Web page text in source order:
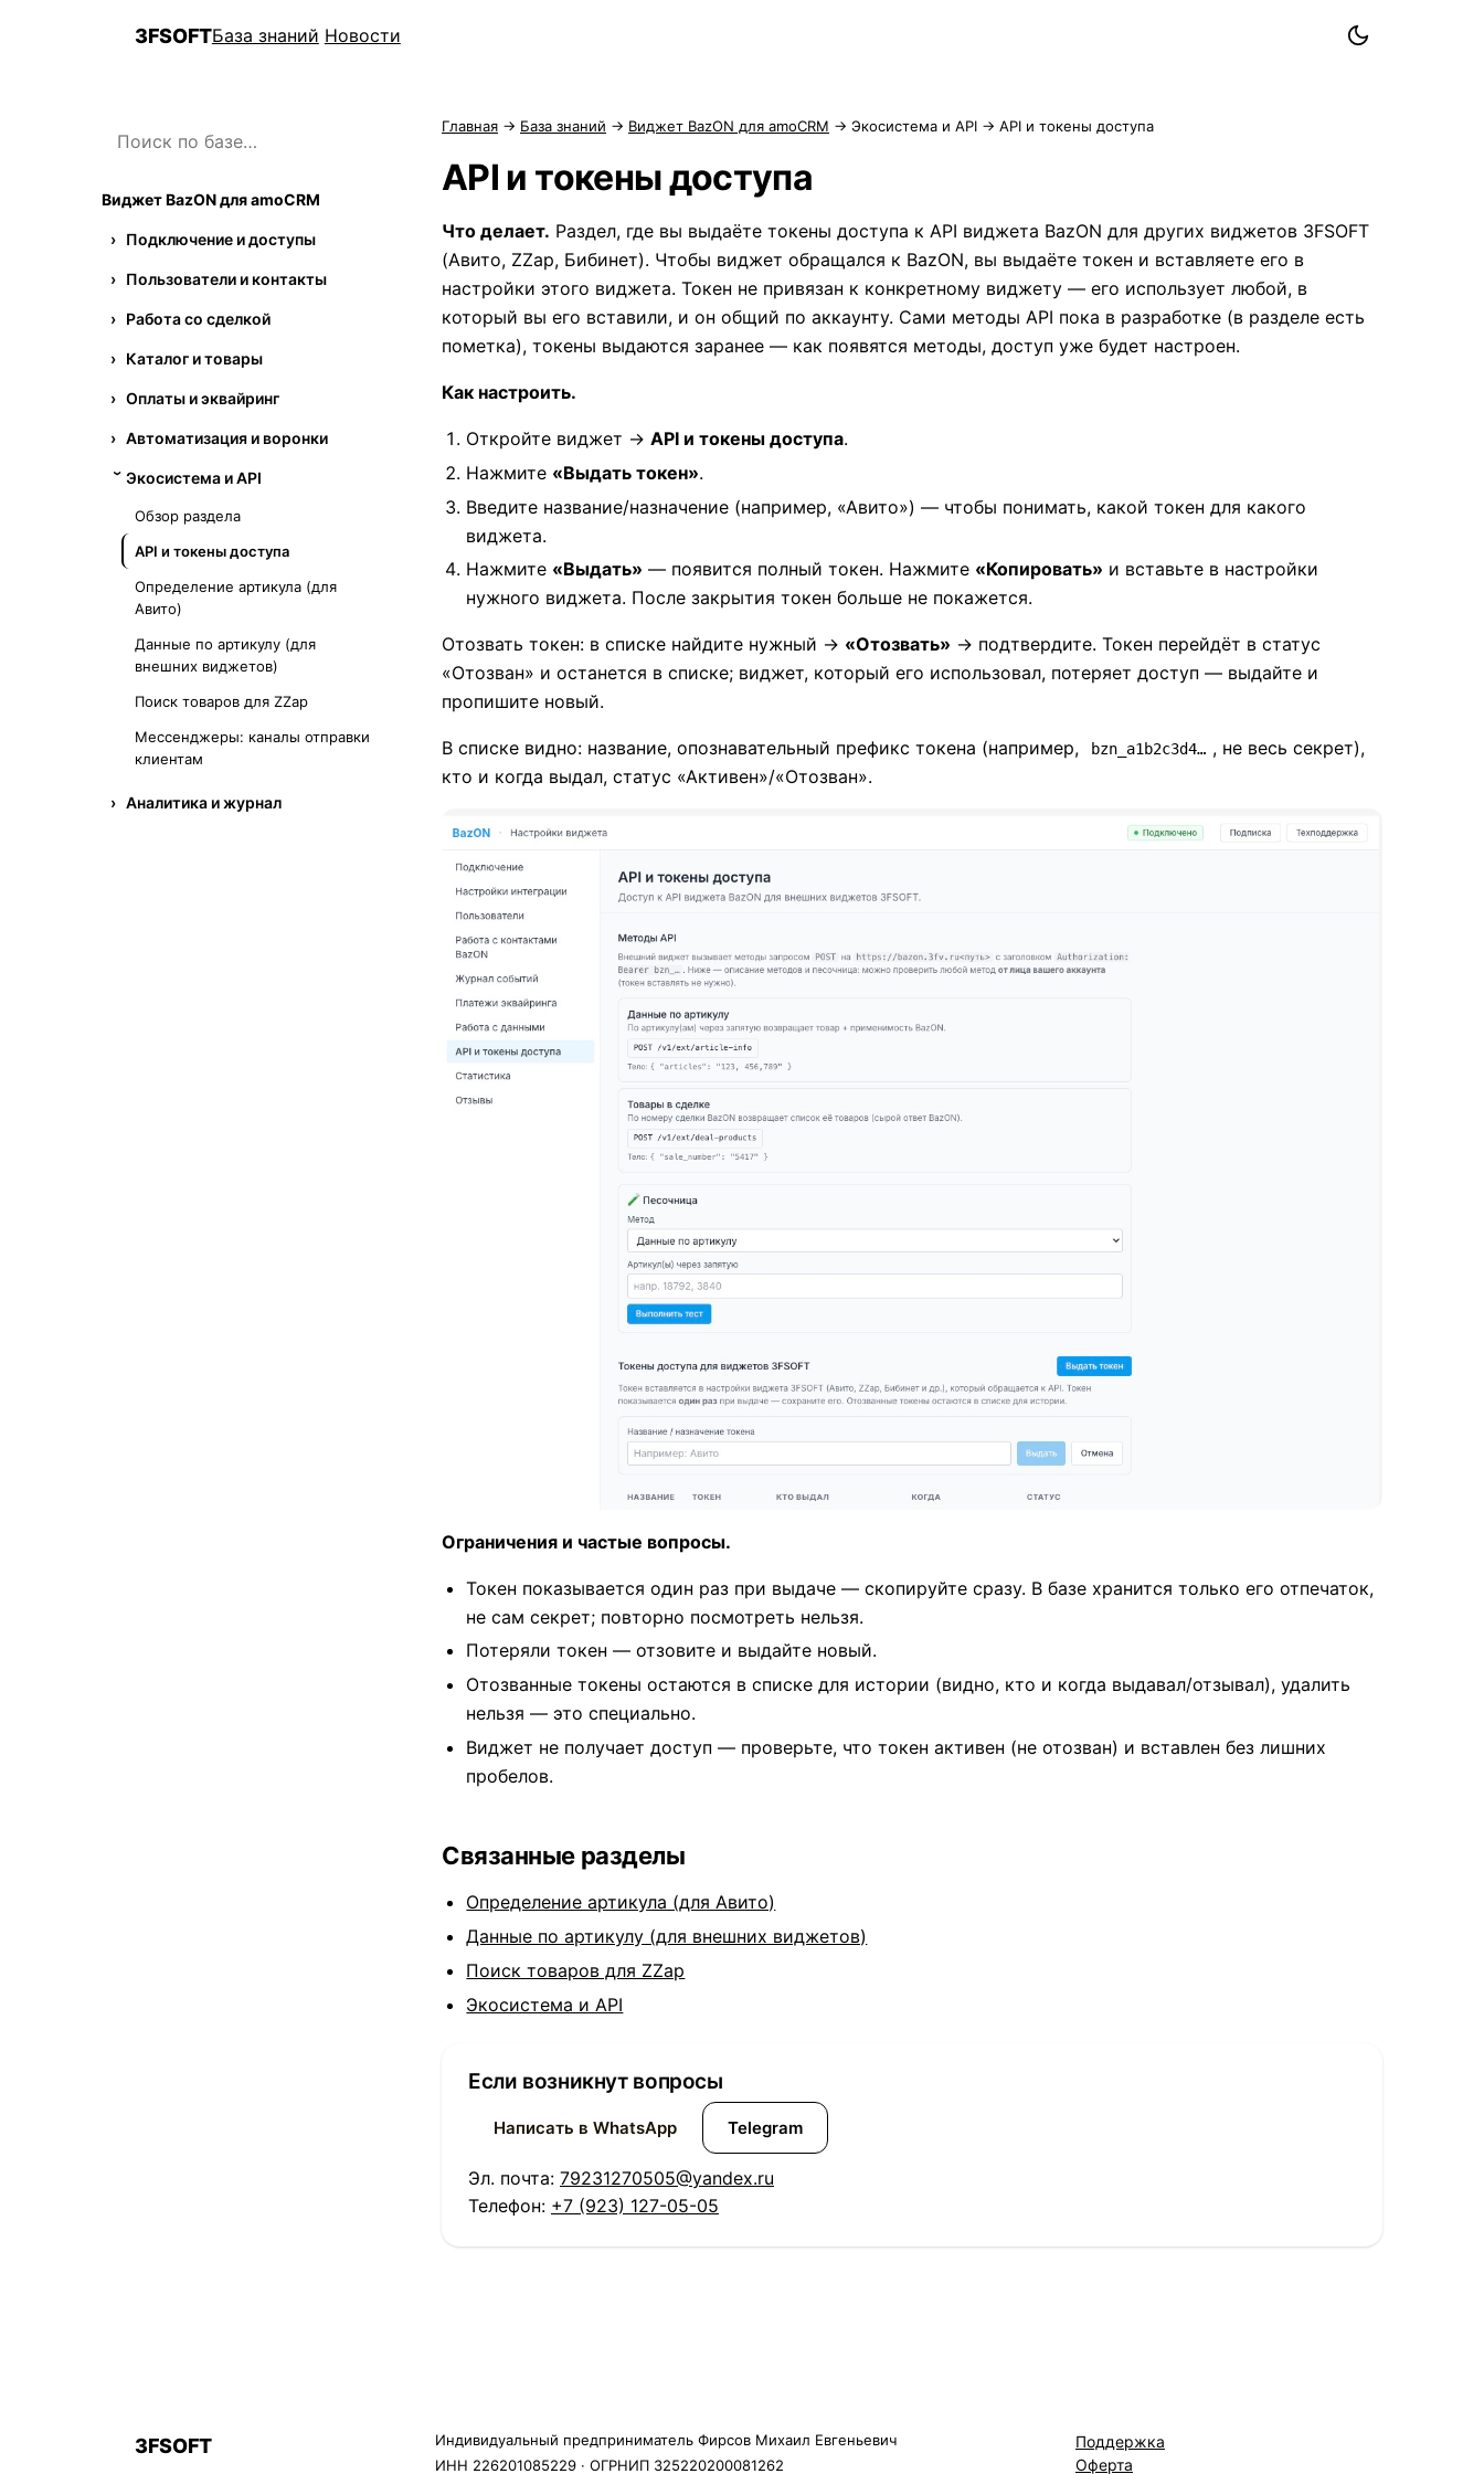
3FSOFTБаза знаний Новости
Виджет BazON для amoCRM
Подключение и доступы
Пользователи и контакты
Работа со сделкой
Каталог и товары
Оплаты и эквайринг
Автоматизация и воронки
Экосистема и API
Обзор раздела
API и токены доступа
Определение артикула (для
Авито)
Данные по артикулу (для
внешних виджетов)
Поиск товаров для ZZap
Мессенджеры: каналы отправки
клиентам
Аналитика и журнал
Главная → База знаний → Виджет BazON для amoCRM → Экосистема и API → API и токены доступа
API и токены доступа
Что делает. Раздел, где вы выдаёте токены доступа к API виджета BazON для других виджетов 3FSOFT
(Авито, ZZap, Бибинет). Чтобы виджет обращался к BazON, вы выдаёте токен и вставляете его в
настройки этого виджета. Токен не привязан к конкретному виджету — его использует любой, в
который вы его вставили, и он общий по аккаунту. Сами методы API пока в разработке (в разделе есть
пометка), токены выдаются заранее — как появятся методы, доступ уже будет настроен.
Как настроить.
Откройте виджет →API и токены доступа.
Нажмите «Выдать токен».
Введите название/назначение (например, «Авито») — чтобы понимать, какой токен для какого
виджета.
Нажмите «Выдать» — появится полный токен. Нажмите «Копировать» и вставьте в настройки
нужного виджета. После закрытия токен больше не покажется.
Отозвать токен: в списке найдите нужный → «Отозвать» → подтвердите. Токен перейдёт в статус
«Отозван» и останется в списке; виджет, который его использовал, потеряет доступ — выдайте и
пропишите новый.
В списке видно: название, опознавательный префикс токена (например, bzn_a1b2c3d4… , не весь секрет),
кто и когда выдал, статус «Активен»/«Отозван».
Ограничения и частые вопросы.
Токен показывается один раз при выдаче — скопируйте сразу. В базе хранится только его отпечаток,
не сам секрет; повторно посмотреть нельзя.
Потеряли токен — отзовите и выдайте новый.
Отозванные токены остаются в списке для истории (видно, кто и когда выдавал/отзывал), удалить
нельзя — это специально.
Виджет не получает доступ — проверьте, что токен активен (не отозван) и вставлен без лишних
пробелов.
Связанные разделы
Определение артикула (для Авито)
Данные по артикулу (для внешних виджетов)
Поиск товаров для ZZap
Экосистема и API
Если возникнут вопросы
Написать в WhatsApp Telegram
Эл. почта: 79231270505@yandex.ru
Телефон: +7 (923) 127-05-05
3FSOFT
Индивидуальный предприниматель Фирсов Михаил Евгеньевич
ИНН 226201085229 · ОГРНИП 325220200081262
Поддержка
Оферта